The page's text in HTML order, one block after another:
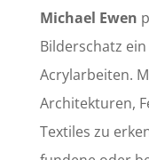
Michael Ewen
Bilderschatz
Acrylarbeiten.
Architekturen,
Textiles zu